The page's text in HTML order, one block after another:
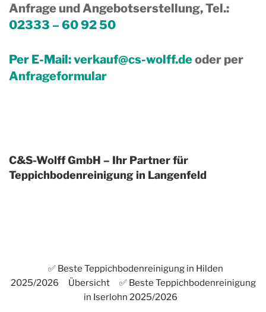
Anfrage und Angebotserstellung, Tel.:
02333 – 60 92 50
Per E-Mail:verkauf@cs-wolff.deoder per
Anfrageformular
C&S-Wolff GmbH – Ihr Partner für
Teppichbodenreinigung in Langenfeld
✅ Beste Teppichbodenreinigung in Hilden
2025/2026
Übersicht
✅ Beste Teppichbodenreinigung
in Iserlohn 2025/2026